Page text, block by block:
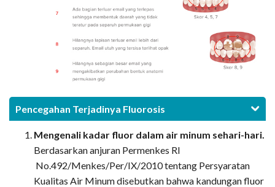
Pencegahan Terjadinya Fluorosis
Mengenali kadar fluor dalam air minum sehari-hari.
Berdasarkan anjuran Permenkes RI
No.492/Menkes/Per/IX/2010 tentang Persyaratan
Kualitas Air Minum disebutkan bahwa kandungan fluor